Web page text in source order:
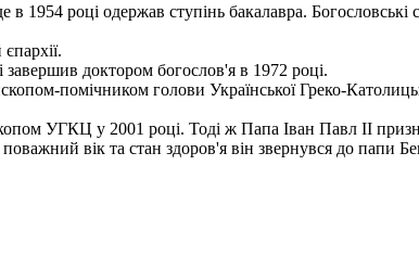
році одержав ступінь бакалавра. Богословські
доктором богослов'я в 1972 році.
помічником голови Української Греко-
УГКЦ у 2001 році. Тоді ж Папа Іван Павл ІІ
вік та стан здоров'я він звернувся до папи